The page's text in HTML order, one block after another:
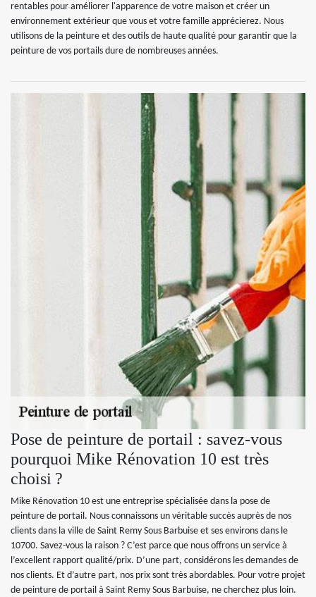
rentables pour améliorer l'apparence de votre maison et créer un
environnement extérieur que vous et votre famille apprécierez. Nous
utilisons de la peinture et des outils de haute qualité pour garantir que la
peinture de vos portails dure de nombreuses années.
Pose de peinture de portail : savez-vous
pourquoi Mike Rénovation 10 est très
choisi ?
Mike Rénovation 10 est une entreprise spécialisée dans la pose de
peinture de portail. Nous connaissons un véritable succès auprès de nos
clients dans la ville de Saint Remy Sous Barbuise et ses environs dans le
10700. Savez-vous la raison ? C’est parce que nous offrons un service à
l’excellent rapport qualité/prix. D’une part, considérons les demandes de
nos clients. Et d’autre part, nos prix sont très abordables. Pour votre projet
de peinture de portail à Saint Remy Sous Barbuise, ne cherchez plus loin.